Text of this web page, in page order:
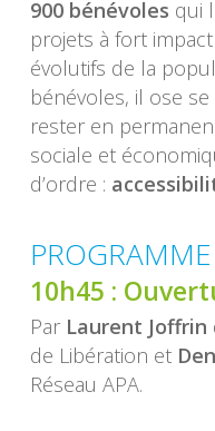
900 bénévoles qui
projets à fort
évolutifs de la
bénévoles, il ose
rester en
sociale et
d’ordre :
PROGRAMME
10h45 :
Par Laurent Joffrin
de Libération et
Réseau APA.